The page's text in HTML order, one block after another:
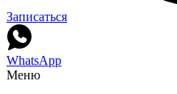
Записаться
WhatsApp
Меню